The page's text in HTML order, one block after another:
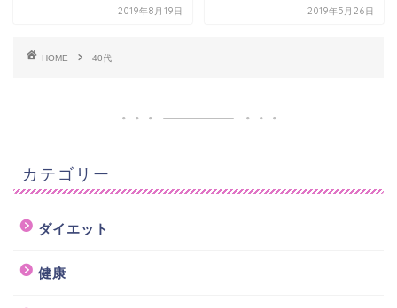
2019年8月19日 2019年5月26日
HOME 40代
カテゴリー
ダイエット
健康